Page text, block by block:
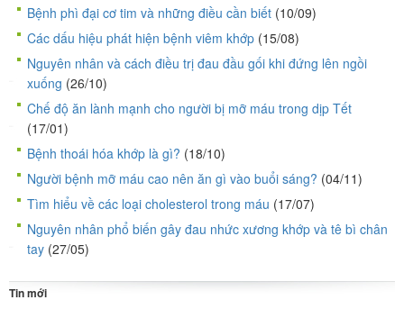
Bệnh phì đại cơ tim và những điều cần biết (10/09)
Các dấu hiệu phát hiện bệnh viêm khớp (15/08)
Nguyên nhân và cách điều trị đau đầu gối khi đứng lên ngồi
xuống (26/10)
Chế độ ăn lành mạnh cho người bị mỡ máu trong dịp Tết
(17/01)
Bệnh thoái hóa khớp là gì? (18/10)
Người bệnh mỡ máu cao nên ăn gì vào buổi sáng? (04/11)
Tìm hiểu về các loại cholesterol trong máu (17/07)
Nguyên nhân phổ biến gây đau nhức xương khớp và tê bì chân
tay (27/05)
Tin mới